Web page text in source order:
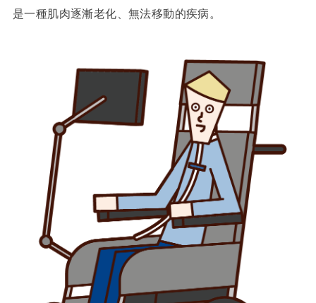
是一種肌肉逐漸老化、無法移動的疾病。